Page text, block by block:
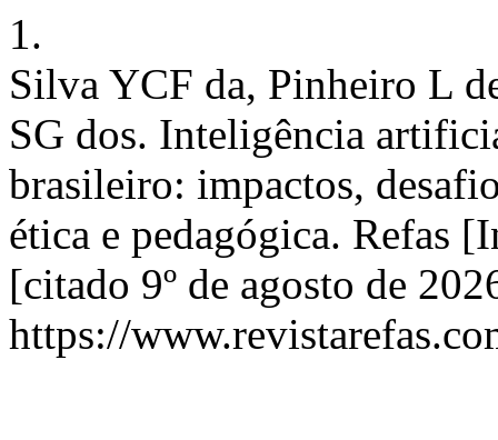
1.
Silva YCF da, Pinheiro L
SG dos. Inteligência
brasileiro: impactos,
ética e pedagógica. Refas
[citado 9º de agosto de
https://